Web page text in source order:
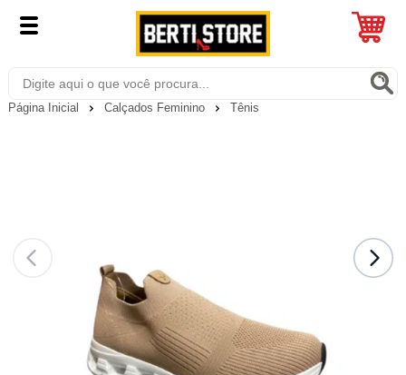
Página Inicial Calçados Feminino Tênis